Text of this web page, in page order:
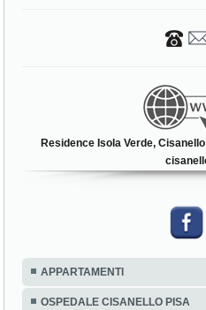
Residence Isola Verde,
APPARTAMENTI
OSPEDALE CISANELLO PISA